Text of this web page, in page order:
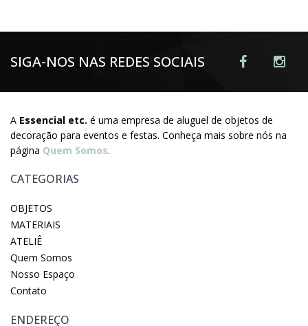
SIGA-NOS NAS REDES SOCIAIS
A Essencial etc. é uma empresa de aluguel de objetos de
decoração para eventos e festas. Conheça mais sobre nós na
página Quem Somos.
CATEGORIAS
OBJETOS
MATERIAIS
ATELIÊ
Quem Somos
Nosso Espaço
Contato
ENDEREÇO